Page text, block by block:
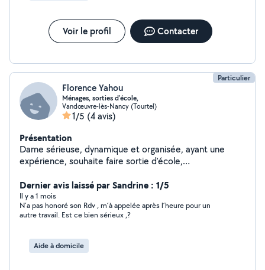
Voir le profil Contacter
Particulier
Florence Yahou
Ménages, sorties d'école,
Vandœuvre-lès-Nancy (Tourtel)
1/5 (4 avis)
Présentation
Dame sérieuse, dynamique et organisée, ayant une
expérience, souhaite faire sortie d'école,
domicile et secrétariat.
Dernier avis laissé par Sandrine : 1/5
Il y a 1 mois
N´a pas honoré son Rdv , m´à appelée après l´heure pour un
autre travail. Est ce bien sérieux ,?
Aide à domicile